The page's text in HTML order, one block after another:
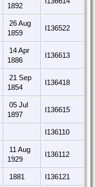
1892
26 Aug
1859
I136522
14 Apr
1886
I136613
21 Sep
1854
I136418
05 Jul
1897
I136615
I136110
11 Aug
1929
I136112
1881 I136121